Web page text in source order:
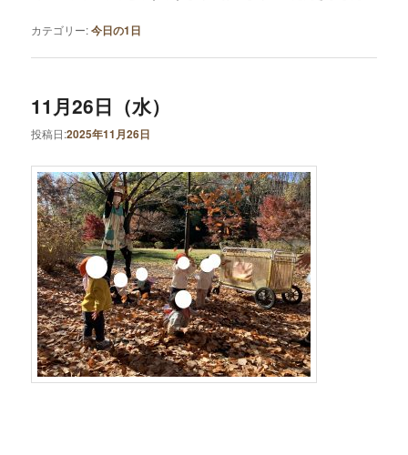
カテゴリー:今日の1日
11月26日（水）
投稿日:2025年11月26日